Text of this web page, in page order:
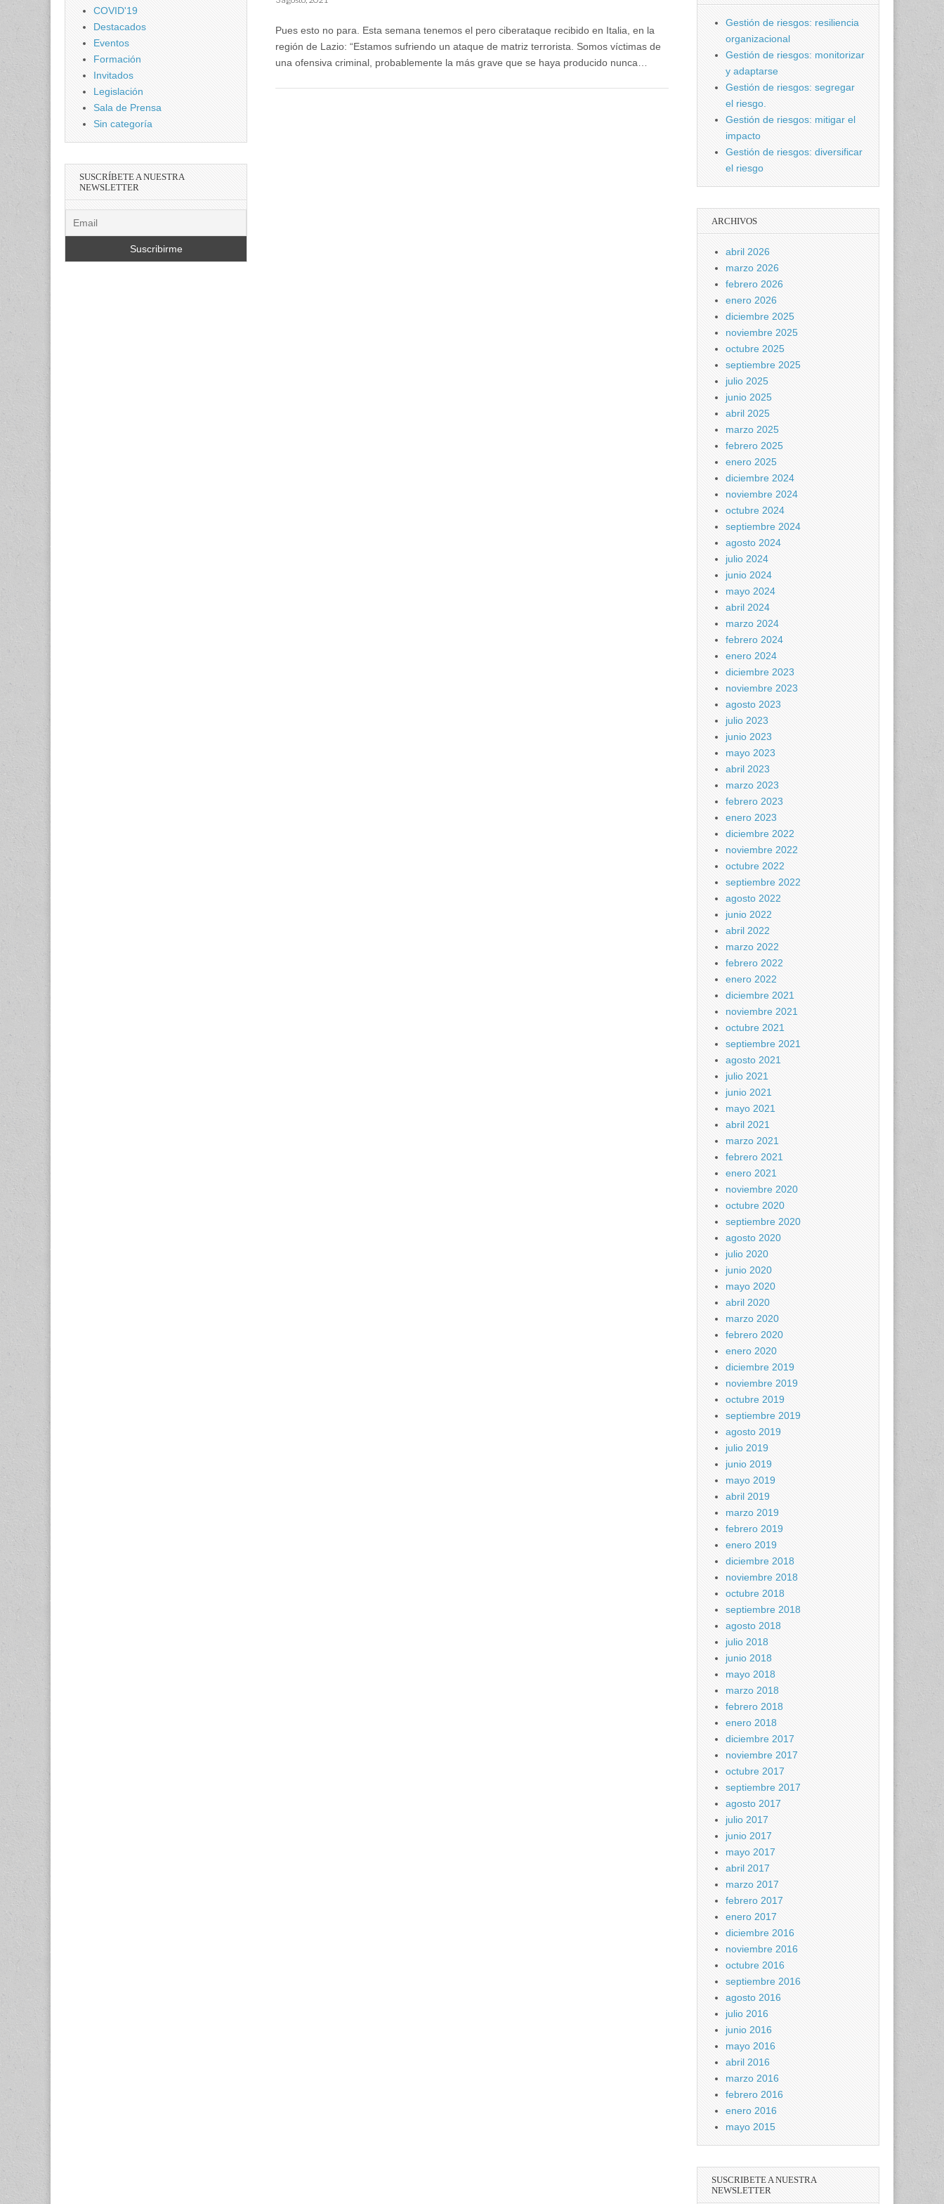
Pues esto no para. Esta semana tenemos el pero ciberataque recibido en Italia, en la
región de Lazio: “Estamos sufriendo un ataque de matriz terrorista. Somos víctimas de
una ofensiva criminal, probablemente la más grave que se haya producido nunca…
COVID'19
Destacados
Eventos
Formación
Invitados
Legislación
Sala de Prensa
Sin categoría
SUSCRÍBETE A NUESTRA
NEWSLETTER
Gestión de riesgos: resiliencia
organizacional
Gestión de riesgos: monitorizar
y adaptarse
Gestión de riesgos: segregar
el riesgo.
Gestión de riesgos: mitigar el
impacto
Gestión de riesgos: diversificar
el riesgo
ARCHIVOS
abril 2026
marzo 2026
febrero 2026
enero 2026
diciembre 2025
noviembre 2025
octubre 2025
septiembre 2025
julio 2025
junio 2025
abril 2025
marzo 2025
febrero 2025
enero 2025
diciembre 2024
noviembre 2024
octubre 2024
septiembre 2024
agosto 2024
julio 2024
junio 2024
mayo 2024
abril 2024
marzo 2024
febrero 2024
enero 2024
diciembre 2023
noviembre 2023
agosto 2023
julio 2023
junio 2023
mayo 2023
abril 2023
marzo 2023
febrero 2023
enero 2023
diciembre 2022
noviembre 2022
octubre 2022
septiembre 2022
agosto 2022
junio 2022
abril 2022
marzo 2022
febrero 2022
enero 2022
diciembre 2021
noviembre 2021
octubre 2021
septiembre 2021
agosto 2021
julio 2021
junio 2021
mayo 2021
abril 2021
marzo 2021
febrero 2021
enero 2021
noviembre 2020
octubre 2020
septiembre 2020
agosto 2020
julio 2020
junio 2020
mayo 2020
abril 2020
marzo 2020
febrero 2020
enero 2020
diciembre 2019
noviembre 2019
octubre 2019
septiembre 2019
agosto 2019
julio 2019
junio 2019
mayo 2019
abril 2019
marzo 2019
febrero 2019
enero 2019
diciembre 2018
noviembre 2018
octubre 2018
septiembre 2018
agosto 2018
julio 2018
junio 2018
mayo 2018
marzo 2018
febrero 2018
enero 2018
diciembre 2017
noviembre 2017
octubre 2017
septiembre 2017
agosto 2017
julio 2017
junio 2017
mayo 2017
abril 2017
marzo 2017
febrero 2017
enero 2017
diciembre 2016
noviembre 2016
octubre 2016
septiembre 2016
agosto 2016
julio 2016
junio 2016
mayo 2016
abril 2016
marzo 2016
febrero 2016
enero 2016
mayo 2015
SUSCRIBETE A NUESTRA
NEWSLETTER